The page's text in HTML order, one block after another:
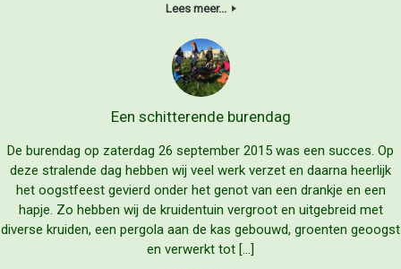
Lees meer...
Een schitterende burendag
De burendag op zaterdag 26 september 2015 was een succes. Op
deze stralende dag hebben wij veel werk verzet en daarna heerlijk
het oogstfeest gevierd onder het genot van een drankje en een
hapje. Zo hebben wij de kruidentuin vergroot en uitgebreid met
diverse kruiden, een pergola aan de kas gebouwd, groenten geoogst
en verwerkt tot […]